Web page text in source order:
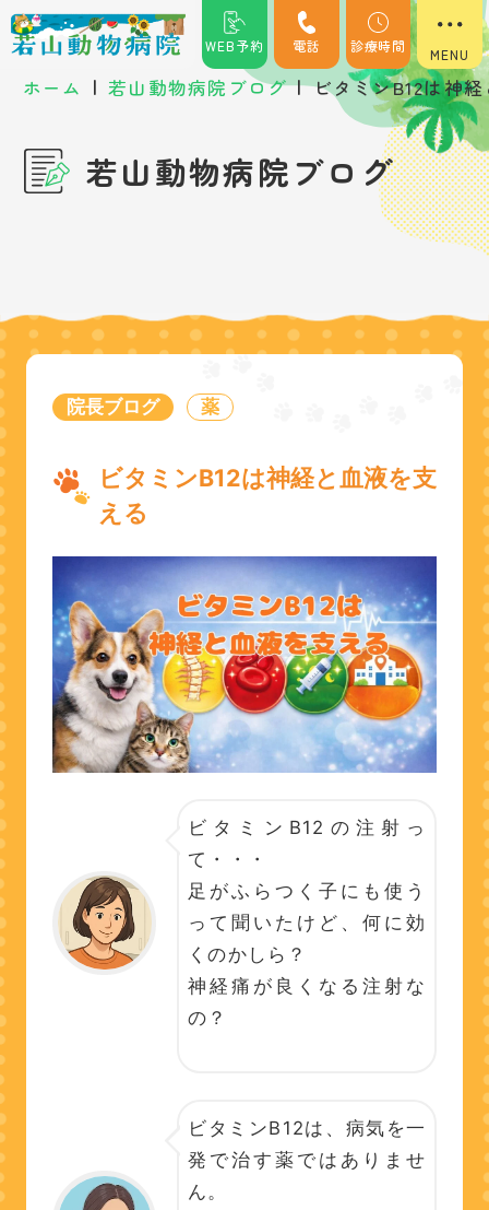
WEB予約 電話 診療時間
ホーム | 若山動物病院ブログ | ビタミンB12は神
若山動物病院ブログ
院長ブログ 薬
ビタミンB12は神経と血液を支
える
ビタミンB12の注射っ
て・・・
足がふらつく子にも使う
って聞いたけど、何に効
くのかしら？
神経痛が良くなる注射な
の？
ビタミンB12は、病気を一
発で治す薬ではありませ
ん。